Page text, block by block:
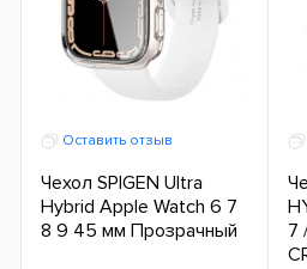
Оставить отзыв
Чехол SPIGEN Ultra
Hybrid Apple Watch 6 7
8 9 45 мм Прозрачный
7